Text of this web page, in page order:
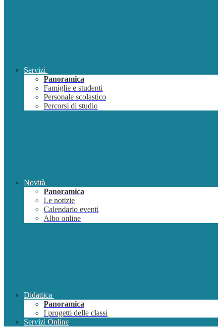
Servizi
Panoramica
Famiglie e studenti
Personale scolastico
Percorsi di studio
Novità
Panoramica
Le notizie
Calendario eventi
Albo online
Didattica
Panoramica
I progetti delle classi
Servizi Online